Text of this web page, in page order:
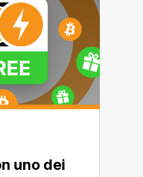
uno dei